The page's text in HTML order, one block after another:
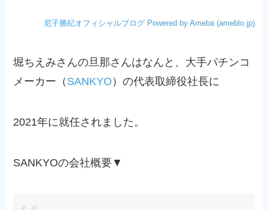
尼子勝紀オフィシャルブログ Powered by Ameba (ameblo.jp)
堀ちえみさんの旦那さんはなんと、大手パチンコ
メーカー（ SANKYO ）の代表取締役社長に
2021年に就任されました。
SANKYOの会社概要▼